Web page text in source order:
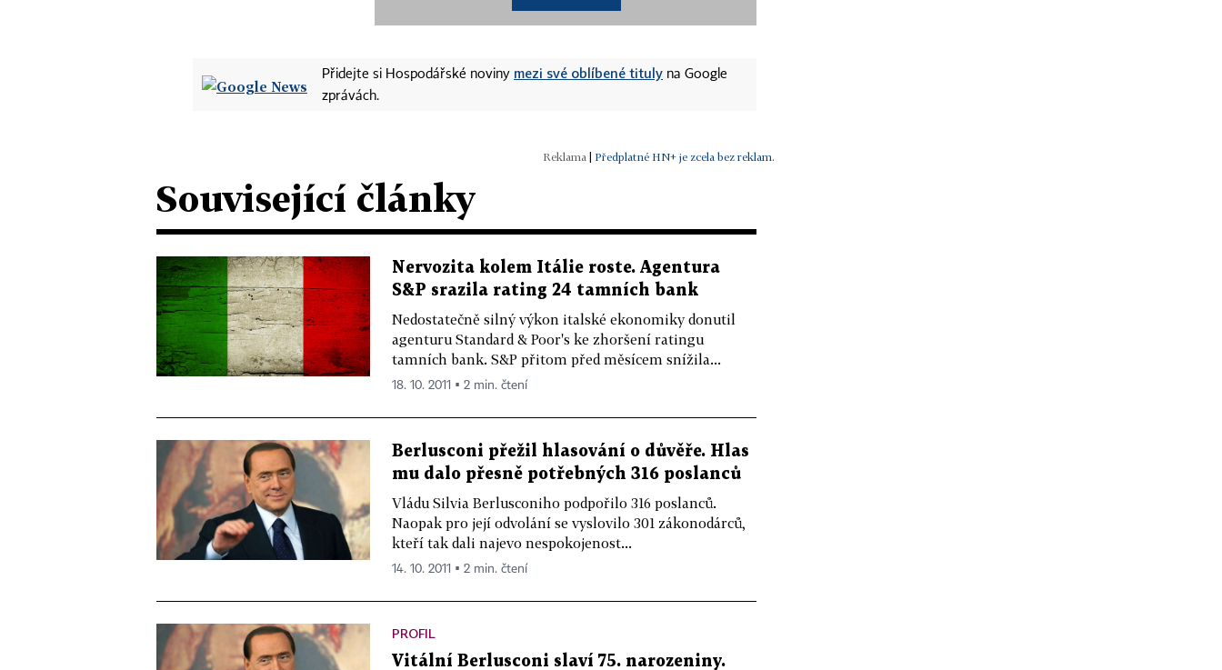
Přidejte si Hospodářské noviny mezi své oblíbené tituly na Google
zprávách.
Předplatné HN+ je zcela bez reklam.
Související články
Nervozita kolem Itálie roste. Agentura
S&P srazila rating 24 tamních bank
Nedostatečně silný výkon italské ekonomiky donutil
agenturu Standard & Poor's ke zhoršení ratingu
tamních bank. S&P přitom před měsícem snížila...
18. 10. 2011 ▪ 2 min. čtení
Berlusconi přežil hlasování o důvěře. Hlas
mu dalo přesně potřebných 316 poslanců
Vládu Silvia Berlusconiho podpořilo 316 poslanců.
Naopak pro její odvolání se vyslovilo 301 zákonodárců,
kteří tak dali najevo nespokojenost...
14. 10. 2011 ▪ 2 min. čtení
PROFIL
Vitální Berlusconi slaví 75. narozeniny.